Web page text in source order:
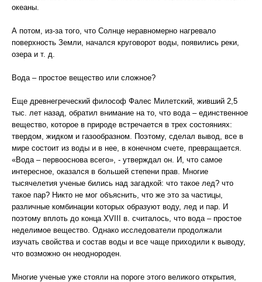
океаны.
А потом, из-за того, что Солнце неравномерно нагревало
поверхность Земли, начался круговорот воды, появились реки,
озера и т. д.
Вода – простое вещество или сложное?
Еще древнегреческий философ Фалес Милетский, живший 2,5
тыс. лет назад, обратил внимание на то, что вода – единственное
вещество, которое в природе встречается в трех состояниях:
твердом, жидком и газообразном. Поэтому, сделал вывод, все в
мире состоит из воды и в нее, в конечном счете, превращается.
«Вода – первооснова всего», - утверждал он. И, что самое
интересное, оказался в большей степени прав. Многие
тысячелетия ученые бились над загадкой: что такое лед? что
такое пар? Никто не мог объяснить, что же это за частицы,
различные комбинации которых образуют воду, лед и пар. И
поэтому вплоть до конца XVIII в. считалось, что вода – простое
неделимое вещество. Однако исследователи продолжали
изучать свойства и состав воды и все чаще приходили к выводу,
что возможно он неоднороден.
Многие ученые уже стояли на пороге этого великого открытия,